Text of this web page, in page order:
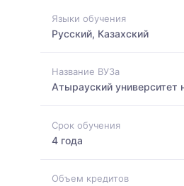
Языки обучения
Русский, Казахский
Название ВУЗа
Атырауский университет
Срок обучения
4 года
Объем кредитов